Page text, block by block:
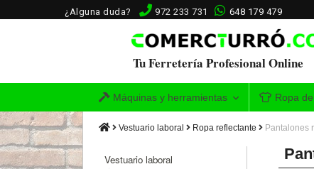
¿Alguna duda? 972 233 731 648 179 479
Tu Ferretería Profesional Online
Máquinas y herramientas Ropa
Vestuario laboral Ropa reflectante Pantalones
Vestuario laboral